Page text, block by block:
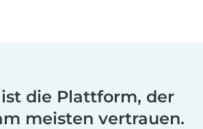
die Plattform, der
meisten vertrauen.